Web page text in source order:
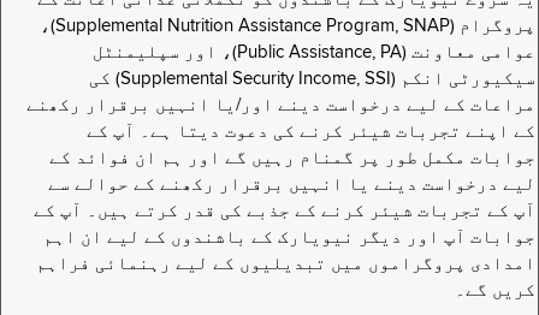
پروگرام (Supplemental Nutrition Assistance Program, SNAP)،
عوامی معاونت (Public Assistance, PA)، اور سپلیمنٹل
سیکیورٹی انکم (Supplemental Security Income, SSI) کی
مراعات کے لیے درخواست دینے اور/یا انہیں برقرار رکھنے
کے اپنے تجربات شیئر کرنے کی دعوت دیتا ہے۔ آپ کے
جوابات مکمل طور پر گمنام رہیں گے اور ہم ان فوائد کے
لیے درخواست دینے یا انہیں برقرار رکھنے کے حوالے سے
آپ کے تجربات شیئر کرنے کے جذبے کی قدر کرتے ہیں۔ آپ کے
جوابات آپ اور دیگر نیویارک کے باشندوں کے لیے ان اہم
امدادی پروگراموں میں تبدیلیوں کے لیے رہنمائی فراہم
کریں گے۔